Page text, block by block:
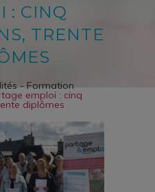
: CINQ
TRENTE
- Formation
emploi : cinq
diplômes